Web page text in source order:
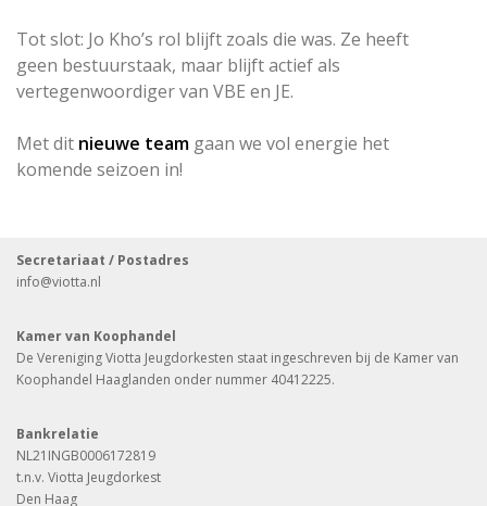
Tot slot: Jo Kho’s rol blijft zoals die was. Ze heeft
geen bestuurstaak, maar blijft actief als
vertegenwoordiger van VBE en JE.
Met dit nieuwe team gaan we vol energie het
komende seizoen in!
Secretariaat / Postadres
info@viotta.nl
Kamer van Koophandel
De Vereniging Viotta Jeugdorkesten staat ingeschreven bij de Kamer van
Koophandel Haaglanden onder nummer 40412225.
Bankrelatie
NL21INGB0006172819
t.n.v. Viotta Jeugdorkest
Den Haag